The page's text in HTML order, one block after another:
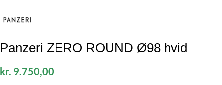
Panzeri ZERO ROUND Ø98 hvid
kr. 9.750,00